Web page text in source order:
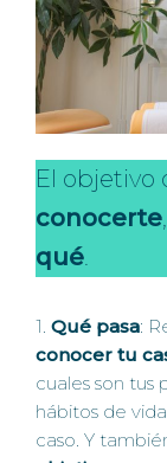
El objetivo
conocerte,
qué.
1. Qué pasa:
conocer tu
cuales son tus
hábitos de
caso. Y